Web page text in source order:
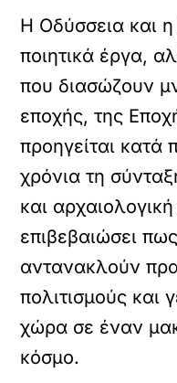
Η Οδύσσεια και
ποιητικά έργα,
που διασώζουν
εποχής, της
προηγείται κατά
χρόνια τη
και
επιβεβαιώσει
αντανακλούν
πολιτισμούς και
χώρα σε έναν
κόσμο.